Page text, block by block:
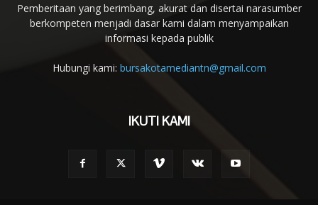
Pemberitaan yang berimbang, akurat dan disertai narasumber
berkompeten menjadi dasar kami dalam menyampaikan
informasi kepada publik
Hubungi kami: bursakotamediantn@gmail.com
IKUTI KAMI